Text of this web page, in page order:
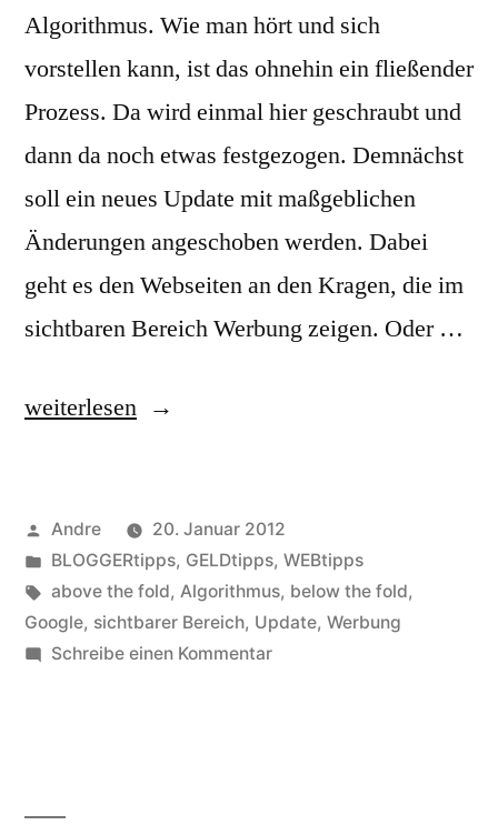
Algorithmus. Wie man hört und sich
vorstellen kann, ist das ohnehin ein fließender
Prozess. Da wird einmal hier geschraubt und
dann da noch etwas festgezogen. Demnächst
soll ein neues Update mit maßgeblichen
Änderungen angeschoben werden. Dabei
geht es den Webseiten an den Kragen, die im
sichtbaren Bereich Werbung zeigen. Oder …
„Werbung
im
Ranking
nach
oben“
weiterlesen
Veröffentlicht
von
Andre
20. Januar 2012
Veröffentlicht
unter
BLOGGERtipps, GELDtipps, WEBtipps
Schlagwörter:
above the fold, Algorithmus, below the fold,
Google, sichtbarer Bereich, Update, Werbung
Schreibe einen Kommentarzu